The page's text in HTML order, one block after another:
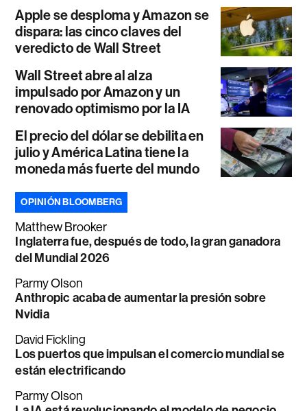
Apple se desploma y Amazon se
dispara: las cinco claves del
veredicto de Wall Street
Wall Street abre al alza
impulsado por Amazon y un
renovado optimismo por la IA
El precio del dólar se debilita en
julio y América Latina tiene la
moneda más fuerte del mundo
OPINIÓN BLOOMBERG
Matthew Brooker
Inglaterra fue, después de todo, la gran ganadora
del Mundial 2026
Parmy Olson
Anthropic acaba de aumentar la presión sobre
Nvidia
David Fickling
Los puertos que impulsan el comercio mundial se
están electrificando
Parmy Olson